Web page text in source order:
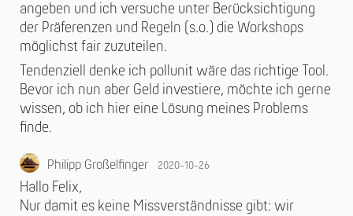
angeben und ich versuche unter Berücksichtigung
der Präferenzen und Regeln (s.o.) die Workshops
möglichst fair zuzuteilen.
Tendenziell denke ich pollunit wäre das richtige Tool.
Bevor ich nun aber Geld investiere, möchte ich gerne
wissen, ob ich hier eine Lösung meines Problems
finde.
Philipp Großelfinger 2020-10-26
Hallo Felix,
Nur damit es keine Missverständnisse gibt: wir